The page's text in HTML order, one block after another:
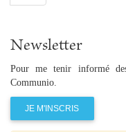
Newsletter
Pour me tenir informé
Communio.
JE M'INSCRIS